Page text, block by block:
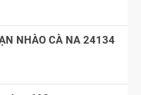
NHÀO CÀ NA 24134
tròn : 698